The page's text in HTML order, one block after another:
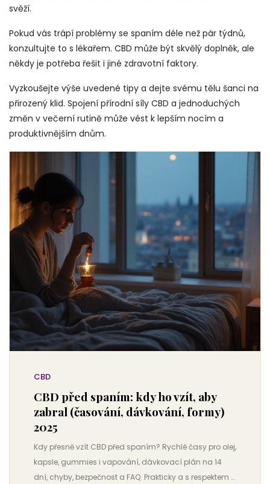
svěží.
Pokud vás trápí problémy se spaním déle než pár týdnů,
konzultujte to s lékařem. CBD může být skvělý doplněk, ale
někdy je potřeba řešit i jiné zdravotní faktory.
Vyzkoušejte výše uvedené tipy a dejte svému tělu šanci na
přirozený klid. Spojení přírodní síly CBD a jednoduchých
změn v večerní rutině může vést k lepším nocím a
produktivnějším dnům.
CBD
CBD před spaním: kdy ho vzít, aby
zabral (časování, dávkování, formy)
2025
Kdy přesně vzít CBD před spaním? Rychlé časy pro olej,
kapsle, gummies i vapování, dávkovací plán na 14
dní, chyby, bezpečnost a FAQ. Prakticky a s respektem k